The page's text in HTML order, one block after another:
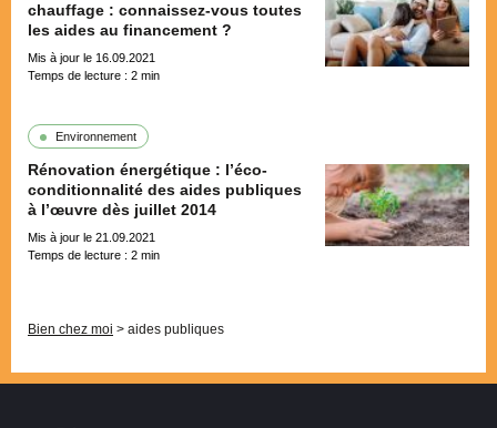
chauffage : connaissez-vous toutes
les aides au financement ?
Mis à jour le 16.09.2021
Temps de lecture : 2 min
Environnement
Rénovation énergétique : l’éco-
conditionnalité des aides publiques
à l’œuvre dès juillet 2014
Mis à jour le 21.09.2021
Temps de lecture : 2 min
Bien chez moi > aides publiques